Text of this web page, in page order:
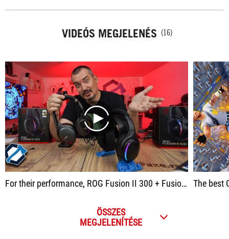
VIDEÓS MEGJELENÉS (16)
play
For their performance, ROG Fusion II 300 + Fusion II 500 earned Advanced Design as well as Diamond recognition. The best
ÖSSZES
MEGJELENÍTÉSE